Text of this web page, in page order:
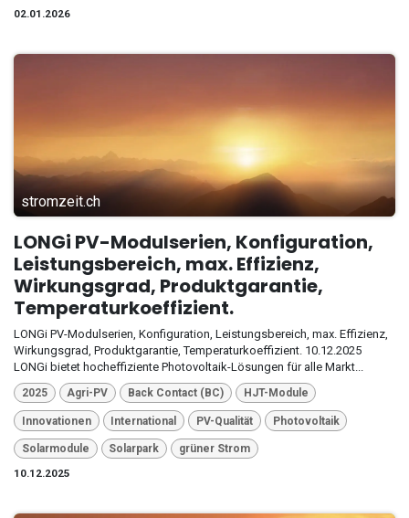
02.01.2026
stromzeit.ch
LONGi PV-Modulserien, Konfiguration,
Leistungsbereich, max. Effizienz,
Wirkungsgrad, Produktgarantie,
Temperaturkoeffizient.
LONGi PV-Modulserien, Konfiguration, Leistungsbereich, max. Effizienz,
Wirkungsgrad, Produktgarantie, Temperaturkoeffizient. 10.12.2025
LONGi bietet hocheffiziente Photovoltaik-Lösungen für alle Markt...
2025 Agri-PV Back Contact (BC) HJT-Module
Innovationen International PV-Qualität Photovoltaik
Solarmodule Solarpark
grüner Strom
10.12.2025